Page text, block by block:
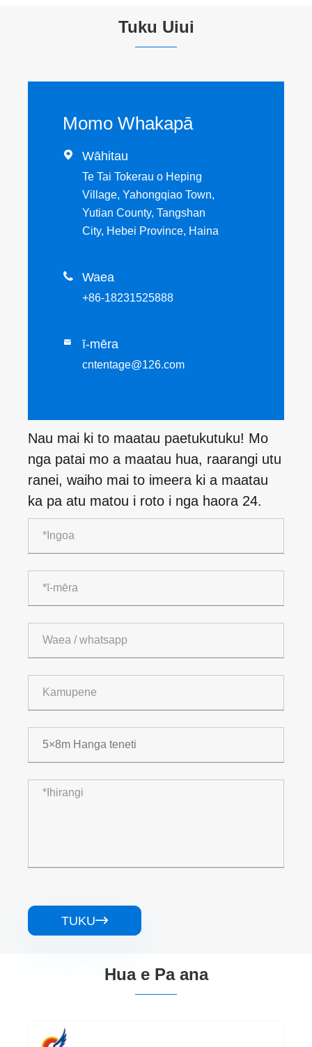
Tuku Uiui
Momo Whakapā
 Wāhitau
Te Tai Tokerau o Heping
Village, Yahongqiao Town,
Yutian County, Tangshan
City, Hebei Province, Haina
 Waea
+86-18231525888
 ī-mēra
cntentage@126.com
Nau mai ki to maatau paetukutuku! Mo
nga patai mo a maatau hua, raarangi utu
ranei, waiho mai to imeera ki a maatau
ka pa atu matou i roto i nga haora 24.
TUKU
Hua e Pa ana